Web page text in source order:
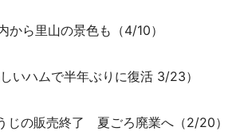
ら里山の景色も（4/10）
いハムで半年ぶりに復活 3/23）
じの販売終了 夏ごろ廃業へ（2/20）